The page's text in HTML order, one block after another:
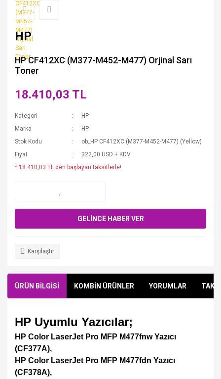
HP
HP CF412XC (M377-M452-M477) Orjinal Sarı
Toner
18.410,03 TL
Kategori
HP
Marka
HP
Stok Kodu
ob_HP CF412XC (M377-M452-M477) (Yellow)
Fiyat
322,00 USD + KDV
* 18.410,03 TL den başlayan taksitlerle!
GELİNCE HABER VER
Karşılaştır
ÜRÜN BİLGİSİ KOMBİN ÜRÜNLER YORUMLAR
HP Uyumlu Yazıcılar;
HP Color LaserJet Pro MFP M477fnw Yazıcı
(CF377A),
HP Color LaserJet Pro MFP M477fdn Yazıcı
(CF378A),